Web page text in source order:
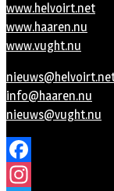
www.helvoirt.net
www.haaren.nu
www.vught.nu
info@haaren.nu
nieuws@vught.nu
Facebook